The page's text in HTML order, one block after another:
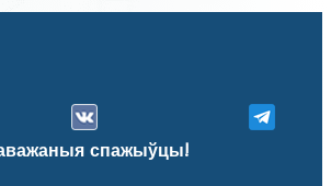
спажыўцы!